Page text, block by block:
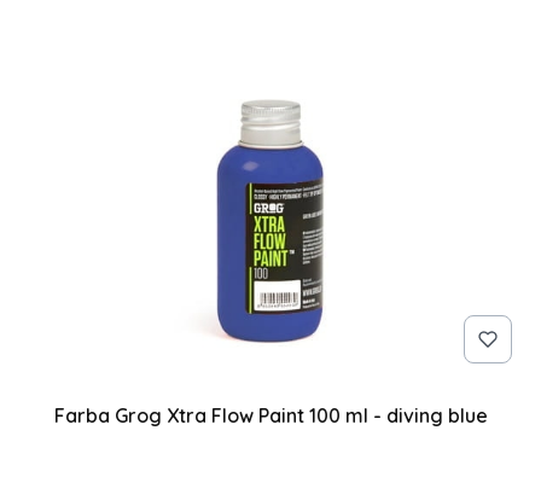
Farba Grog Xtra Flow Paint 100 ml - diving blue